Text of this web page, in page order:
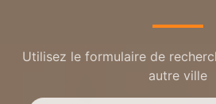
Utilisez le formulaire de
autre ville